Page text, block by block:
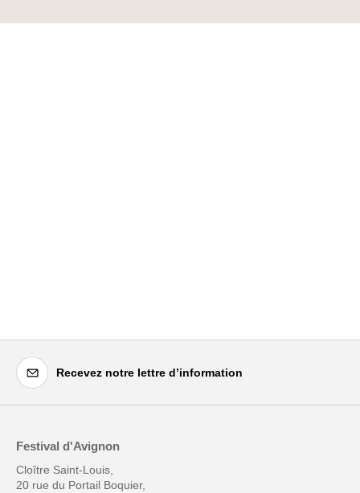
Recevez notre lettre d’information
Festival d'Avignon
Cloître Saint-Louis,
20 rue du Portail Boquier,